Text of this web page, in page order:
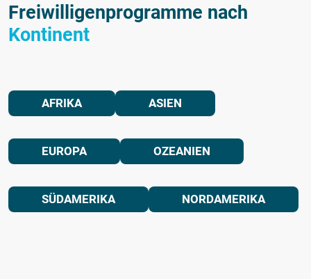
Freiwilligenprogramme nach
Kontinent
AFRIKA ASIEN
EUROPA OZEANIEN
SÜDAMERIKA NORDAMERIKA